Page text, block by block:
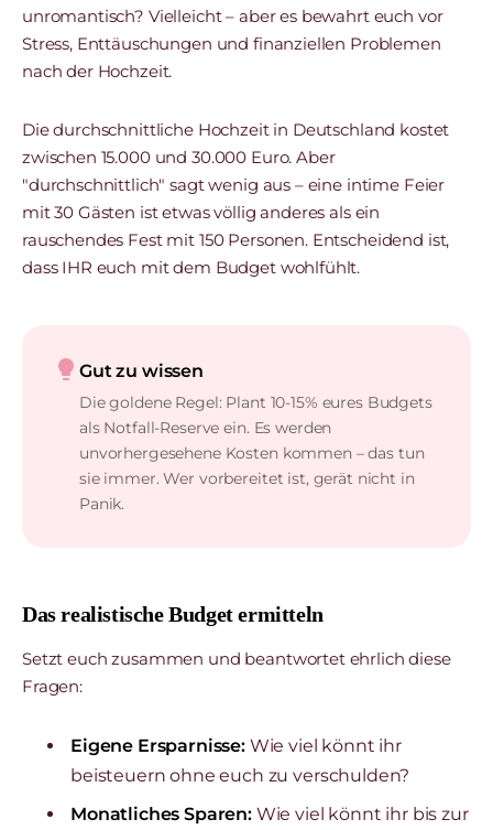
unromantisch? Vielleicht – aber es bewahrt euch vor
Stress, Enttäuschungen und finanziellen Problemen
nach der Hochzeit.
Die durchschnittliche Hochzeit in Deutschland kostet
zwischen 15.000 und 30.000 Euro. Aber
"durchschnittlich" sagt wenig aus – eine intime Feier
mit 30 Gästen ist etwas völlig anderes als ein
rauschendes Fest mit 150 Personen. Entscheidend ist,
dass IHR euch mit dem Budget wohlfühlt.
lightbulb Gut zu wissen
Die goldene Regel: Plant 10-15% eures Budgets
als Notfall-Reserve ein. Es werden
unvorhergesehene Kosten kommen – das tun
sie immer. Wer vorbereitet ist, gerät nicht in
Panik.
Das realistische Budget ermitteln
Setzt euch zusammen und beantwortet ehrlich diese
Fragen:
Eigene Ersparnisse:Wie viel könnt ihr
beisteuern ohne euch zu verschulden?
Monatliches Sparen:Wie viel könnt ihr bis zur